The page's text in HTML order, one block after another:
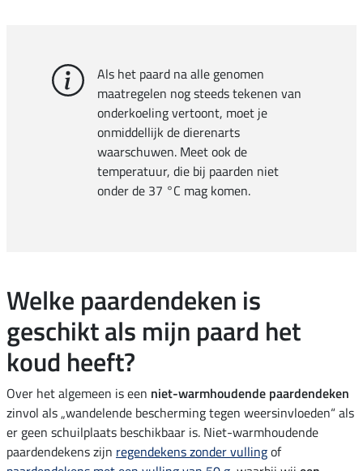
Als het paard na alle genomen
maatregelen nog steeds tekenen van
onderkoeling vertoont, moet je
onmiddellijk de dierenarts
waarschuwen. Meet ook de
temperatuur, die bij paarden niet
onder de 37 °C mag komen.
Welke paardendeken is
geschikt als mijn paard het
koud heeft?
Over het algemeen is een niet-warmhoudende paardendeken
zinvol als „wandelende bescherming tegen weersinvloeden“ als
er geen schuilplaats beschikbaar is. Niet-warmhoudende
paardendekens zijn regendekens zonder vullingof